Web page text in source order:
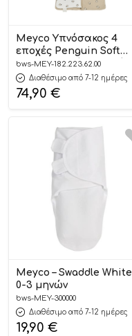
Meyco Υπνόσακος 4
εποχές Penguin Soft
Sand (6 μηνών – 3 ετών)
bws-MEY-182.223.62.00
Διαθέσιμο από 7-12 ημέρες
74,90 €
Meyco – Swaddle White
0-3 μηνών
bws-MEY-300000
Διαθέσιμο από 7-12 ημέρες
19,90 €